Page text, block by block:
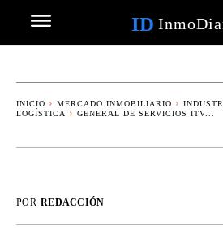
ID
INICIO MERCADO INMOBILIARIO
LOGÍSTICA
GENERAL DE SERVICIOS ITV...
POR REDACCIÓN